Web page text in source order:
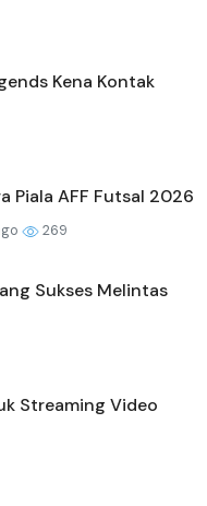
Kena Kontak
Piala AFF Futsal 2026
269
Sukses Melintas
Streaming Video